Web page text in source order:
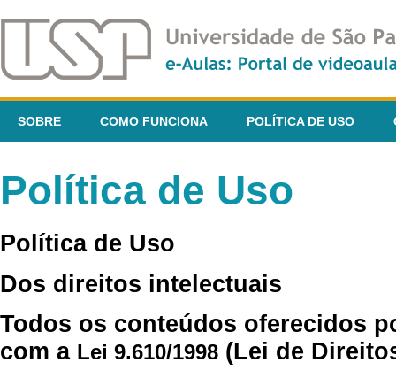
SOBRE COMO FUNCIONA POLÍTICA DE USO
Política de Uso
Política de Uso
Dos direitos intelectuais
Todos os conteúdos oferecidos
com a Lei 9.610/1998 (Lei de